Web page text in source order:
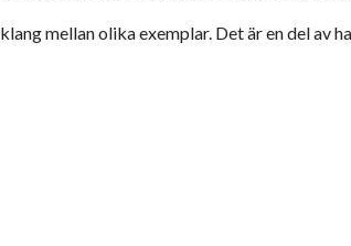
mellan olika exemplar. Det är en del av